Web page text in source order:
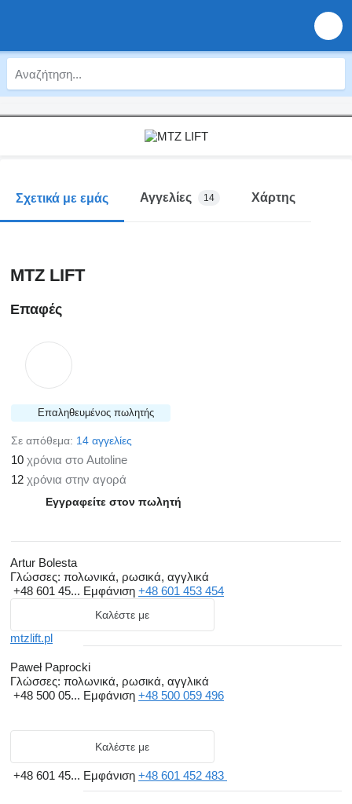
Σχετικά με εμάς Αγγελίες 14 Χάρτης
MTZ LIFT
Επαφές
Επαληθευμένος πωλητής
Σε απόθεμα: 14 αγγελίες
10 χρόνια στο Autoline
12 χρόνια στην αγορά
Εγγραφείτε στον πωλητή
Artur Bolesta
Γλώσσες: πολωνικά, ρωσικά, αγγλικά
+48 601 45... Εμφάνιση +48 601 453 454
Καλέστε με
mtzlift.pl
Paweł Paprocki
Γλώσσες: πολωνικά, ρωσικά, αγγλικά
+48 500 05... Εμφάνιση +48 500 059 496
Καλέστε με
+48 601 45... Εμφάνιση +48 601 452 483